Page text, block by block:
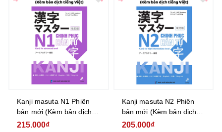
Kanji masuta N1 Phiên
bản mới (Kèm bản dịch
tiếng Việt)
215.000₫
Kanji masuta N2 Phiên
bản mới (Kèm bản dịch
tiếng Việt)
205.000₫